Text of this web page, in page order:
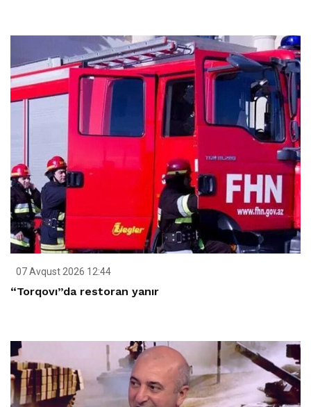
07 Avqust 2026 12:44
“Torqovı”da restoran yanır